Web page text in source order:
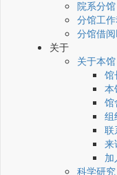
院系分馆
分馆工
分馆借
关于
关于本馆
馆
本
馆
组
联
来
加
科学研究